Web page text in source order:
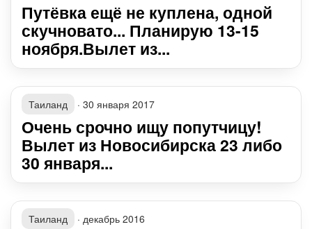
Путёвка ещё не куплена, одной
скучновато... Планирую 13-15
ноября.Вылет из...
Таиланд · 30 января 2017
Очень срочно ищу попутчицу!
Вылет из Новосибирска 23 либо
30 января...
Таиланд · декабрь 2016